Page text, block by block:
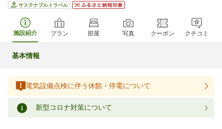
サステナブルトラベル
施設紹介 プラン 部屋 写真 クーポン クチコミ
基本情報
電気設備点検に伴う休館・停電について
新型コロナ対策について